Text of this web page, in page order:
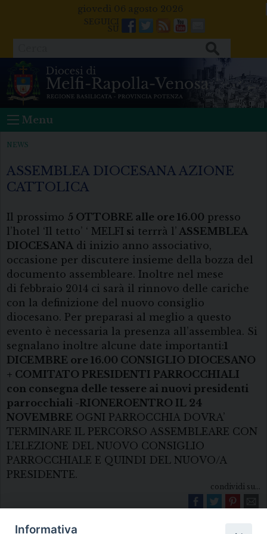
giovedì 06 agosto 2026
Facebook
Twitter
FeedsYoutube
Mail
Menu
NEWS
ASSEMBLEA DIOCESANA AZIONE
CATTOLICA
Il prossimo 5 OTTOBRE alle ore 16.00 presso
l’hotel ‘Il tetto’ ‘ MELFI si terrrà l’ ASSEMBLEA
DIOCESANA di inizio anno associativo,
occasione per discutere insieme della bozza del
documento assembleare. Inoltre nel mese
di febbraio 2014 ci sarà il rinnovo delle cariche
con la definizione del nuovo consiglio
diocesano. Per preparasi al meglio a questo
evento è necessaria la presenza all’assemblea. Si
segnalano inoltre alcune date importanti:1
DICEMBRE ore 16.00 CONSIGLIO DIOCESANO
+ COMITATO PRESIDENTI PARROCCHIALI
con consegna delle tessere ai nuovi presidenti
parrocchiali -RIONEROENTRO IL 24
NOVEMBRE OGNI PARROCCHIA DOVRA’
TERMINARE IL PERCORSO ASSEMBLEARE CON
L’ELEZIONE DEL NUOVO CONSIGLIO
PARROCCHIALE E QUINDI DEL NUOVO/A
PRESIDENTE.
condividi su...
Informativa